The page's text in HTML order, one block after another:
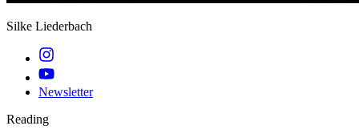
Silke Liederbach
Newsletter
Reading